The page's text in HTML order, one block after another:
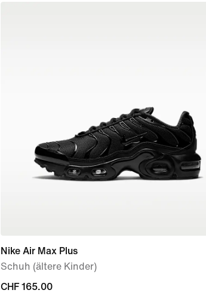
Nike Air Max Plus
Schuh (ältere Kinder)
CHF 165.00
CHF 165.00